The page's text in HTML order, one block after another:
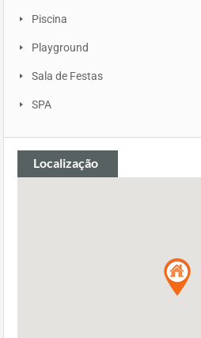
Piscina
Playground
Sala de Festas
SPA
Localização